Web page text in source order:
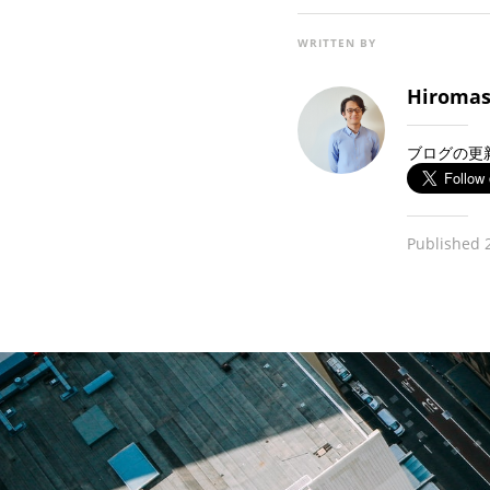
WRITTEN BY
ブログの更
Published